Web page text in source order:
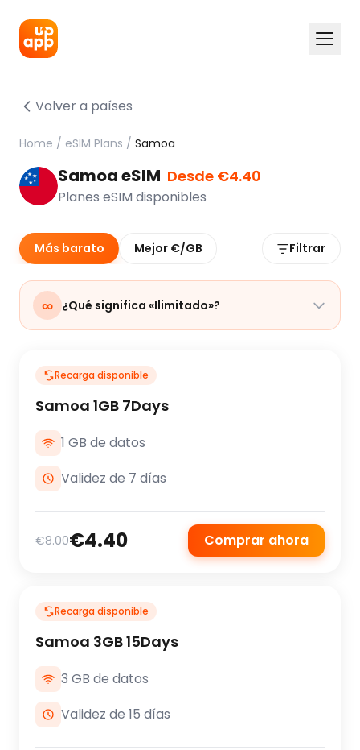
Volver a países
Home / eSIM Plans / Samoa
Samoa eSIM Desde €4.40
Planes eSIM disponibles
Más barato Mejor €/GB Filtrar
∞ ¿Qué significa «Ilimitado»?
Recarga disponible
Samoa 1GB 7Days
1 GB de datos
Validez de 7 días
€8.00€4.40 Comprar ahora
Recarga disponible
Samoa 3GB 15Days
3 GB de datos
Validez de 15 días